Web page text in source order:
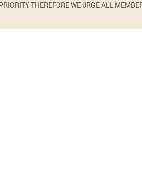
THEREFORE WE URGE ALL